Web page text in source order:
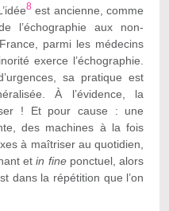
8est ancienne, comme
l’échographie aux non-
parmi les médecins
exerce l’échographie.
sa pratique est
À l’évidence, la
! Et pour cause : une
des machines à la fois
à maîtriser au quotidien,
etin fineponctuel, alors
dans la répétition que l’on